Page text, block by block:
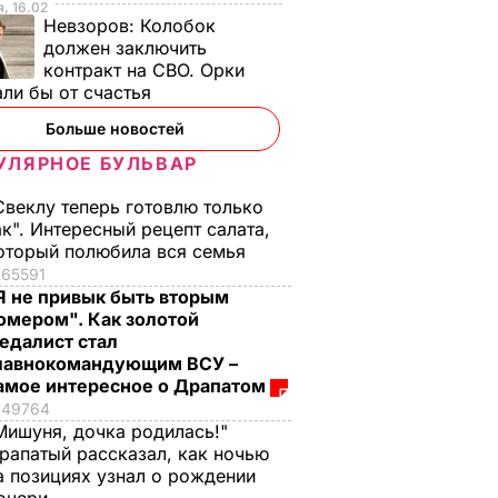
Минюст: ЕСПЧ
разъединил иски
Украины против РФ,
касающиеся
16.02
Невзоров: Колобок
должен заключить
контракт на СВО. Орки
бы от счастья
Больше новостей
БУЛЬВАР
теперь готовлю только
Интересный рецепт салата,
полюбила вся семья
65591
не привык быть вторым
Как золотой
стал
ВСУ –
интересное о Драпатом
49764
дочка родилась!"
рассказал, как ночью
позициях узнал о рождении